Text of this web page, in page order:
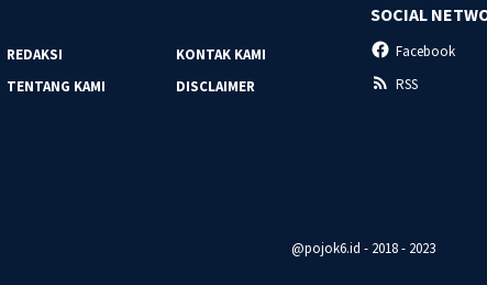
REDAKSI
KONTAK KAMI
TENTANG KAMI
DISCLAIMER
SOCIAL
Facebook
RSS
@pojok6.id - 2018 - 2023